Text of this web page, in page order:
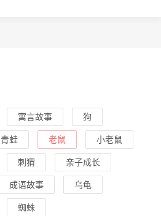
寓言故事 狗
青蛙 老鼠 小老鼠
刺猬 亲子成长
成语故事 乌龟
蜘蛛